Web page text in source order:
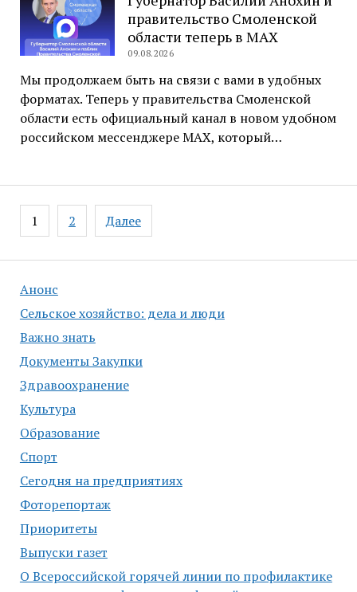
Анонс
Сельское хозяйство: дела и люди
Важно знать
Документы Закупки
Здравоохранение
Культура
Образование
Спорт
Сегодня на предприятиях
Фоторепортаж
Приоритеты
Выпуски газет
О Всероссийской горячей линии по профилактике
правительство Смоленской
области теперь в MAX
09.08.2026
Мы продолжаем быть на связи с вами в удобных
форматах. Теперь у правительства Смоленской
области есть официальный канал в новом удобном
российском мессенджере MAX, который…
Навигация
по
1 2 Далее